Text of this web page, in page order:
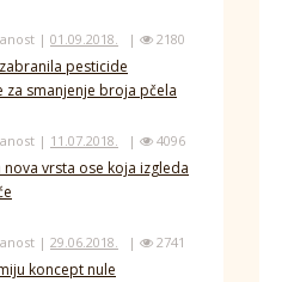
| 01.09.2018. | 2180
pesticide
za smanjenje broja pčela
| 11.07.2018. | 4096
nova vrsta ose koja izgleda
| 29.06.2018. | 2741
koncept nule